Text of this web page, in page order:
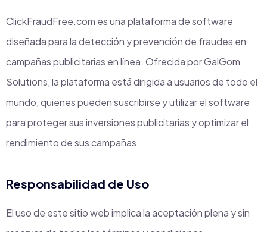
ClickFraudFree.com es una plataforma de software
diseñada para la detección y prevención de fraudes en
campañas publicitarias en línea. Ofrecida por GalGom
Solutions, la plataforma está dirigida a usuarios de todo el
mundo, quienes pueden suscribirse y utilizar el software
para proteger sus inversiones publicitarias y optimizar el
rendimiento de sus campañas.
Responsabilidad de Uso
El uso de este sitio web implica la aceptación plena y sin